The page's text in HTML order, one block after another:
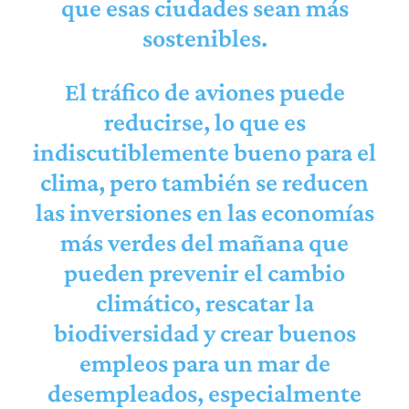
que esas ciudades sean más
sostenibles.
El tráfico de aviones puede
reducirse, lo que es
indiscutiblemente bueno para el
clima, pero también se reducen
las inversiones en las economías
más verdes del mañana que
pueden prevenir el cambio
climático, rescatar la
biodiversidad y crear buenos
empleos para un mar de
desempleados, especialmente